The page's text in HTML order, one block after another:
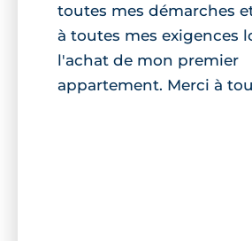
toutes mes démarches
à toutes mes exigences
l'achat de mon premier
appartement. Merci à